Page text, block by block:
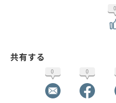
0
共有する
0 0